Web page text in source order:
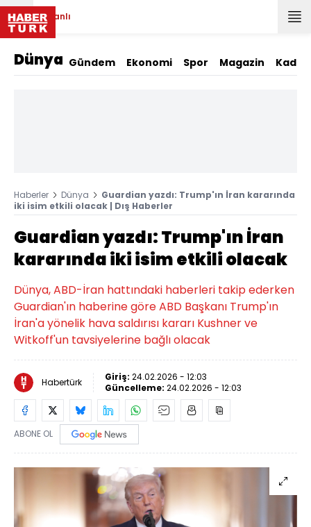
Canlı
Dünya Gündem Ekonomi Spor Magazin Kadın
Haberler Dünya
Guardian yazdı: Trump'ın İran kararında
iki isim etkili olacak | Dış Haberler
Guardian yazdı: Trump'ın İran
kararında iki isim etkili olacak
Dünya, ABD-İran hattındaki haberleri takip ederken
Guardian'ın haberine göre ABD Başkanı Trump'ın
İran'a yönelik hava saldırısı kararı Kushner ve
Witkoff'un tavsiyelerine bağlı olacak
Habertürk Giriş: 24.02.2026 - 12:03
Güncelleme: 24.02.2026 - 12:03
ABONE OL